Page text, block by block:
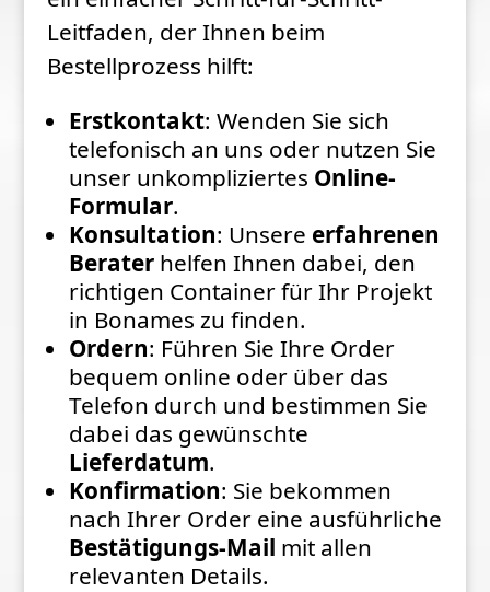
Leitfaden, der Ihnen beim
Bestellprozess hilft:
Erstkontakt: Wenden Sie sich
telefonisch an uns oder nutzen Sie
unser unkompliziertes Online-
Formular.
Konsultation: Unsere erfahrenen
Berater helfen Ihnen dabei, den
richtigen Container für Ihr Projekt
in Bonames zu finden.
Ordern: Führen Sie Ihre Order
bequem online oder über das
Telefon durch und bestimmen Sie
dabei das gewünschte
Lieferdatum.
Konfirmation: Sie bekommen
nach Ihrer Order eine ausführliche
Bestätigungs-Mail mit allen
relevanten Details.